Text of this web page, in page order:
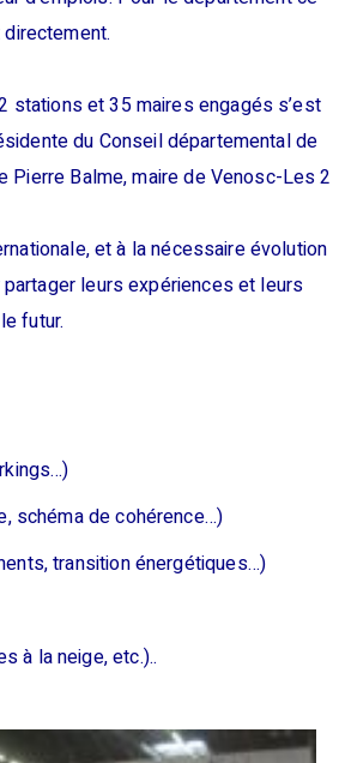
stations et 35 maires engagés s’est
du Conseil départemental de
Pierre Balme, maire de Venosc-Les 2
et à la nécessaire évolution
leurs expériences et leurs
futur.
schéma de cohérence…)
transition énergétiques…)
à la neige, etc.)..